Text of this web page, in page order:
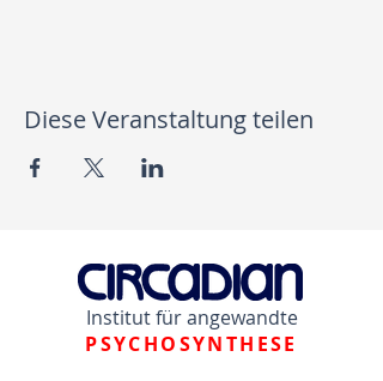
Diese Veranstaltung teilen
Institut für angewandte
PSYCHOSYNTHESE